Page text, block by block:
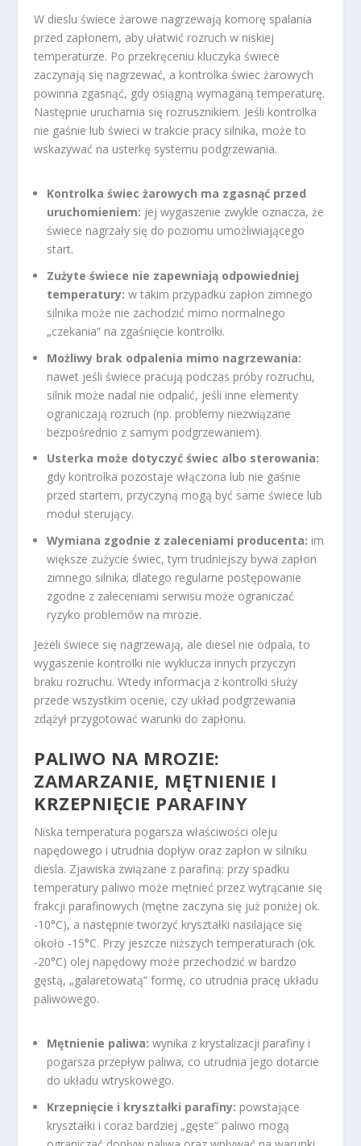
W dieslu świece żarowe nagrzewają komorę spalania
przed zapłonem, aby ułatwić rozruch w niskiej
temperaturze. Po przekręceniu kluczyka świece
zaczynają się nagrzewać, a kontrolka świec żarowych
powinna zgasnąć, gdy osiągną wymaganą temperaturę.
Następnie uruchamia się rozrusznikiem. Jeśli kontrolka
nie gaśnie lub świeci w trakcie pracy silnika, może to
wskazywać na usterkę systemu podgrzewania.
Kontrolka świec żarowych ma zgasnąć przed
uruchomieniem: jej wygaszenie zwykle oznacza, że
świece nagrzały się do poziomu umożliwiającego
start.
Zużyte świece nie zapewniają odpowiedniej
temperatury: w takim przypadku zapłon zimnego
silnika może nie zachodzić mimo normalnego
„czekania” na zgaśnięcie kontrolki.
Możliwy brak odpalenia mimo nagrzewania:
nawet jeśli świece pracują podczas próby rozruchu,
silnik może nadal nie odpalić, jeśli inne elementy
ograniczają rozruch (np. problemy niezwiązane
bezpośrednio z samym podgrzewaniem).
Usterka może dotyczyć świec albo sterowania:
gdy kontrolka pozostaje włączona lub nie gaśnie
przed startem, przyczyną mogą być same świece lub
moduł sterujący.
Wymiana zgodnie z zaleceniami producenta: im
większe zużycie świec, tym trudniejszy bywa zapłon
zimnego silnika; dlatego regularne postępowanie
zgodne z zaleceniami serwisu może ograniczać
ryzyko problemów na mrozie.
Jeżeli świece się nagrzewają, ale diesel nie odpala, to
wygaszenie kontrolki nie wyklucza innych przyczyn
braku rozruchu. Wtedy informacja z kontrolki służy
przede wszystkim ocenie, czy układ podgrzewania
zdążył przygotować warunki do zapłonu.
PALIWO NA MROZIE:
ZAMARZANIE, MĘTNIENIE I
KRZEPNIĘCIE PARAFINY
Niska temperatura pogarsza właściwości oleju
napędowego i utrudnia dopływ oraz zapłon w silniku
diesla. Zjawiska związane z parafiną: przy spadku
temperatury paliwo może mętnieć przez wytrącanie się
frakcji parafinowych (mętne zaczyna się już poniżej ok.
-10°C), a następnie tworzyć kryształki nasilające się
około -15°C. Przy jeszcze niższych temperaturach (ok.
-20°C) olej napędowy może przechodzić w bardzo
gęstą, „galaretowatą” formę, co utrudnia pracę układu
paliwowego.
Mętnienie paliwa: wynika z krystalizacji parafiny i
pogarsza przepływ paliwa, co utrudnia jego dotarcie
do układu wtryskowego.
Krzepnięcie i kryształki parafiny: powstające
kryształki i coraz bardziej „gęste” paliwo mogą